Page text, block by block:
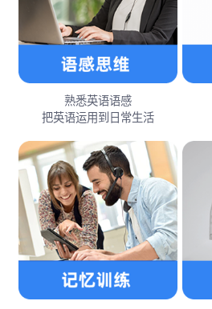
熟悉英语语感
把英语运用到日常生活